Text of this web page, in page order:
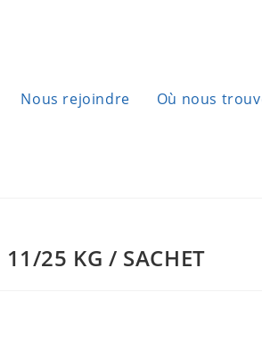
Nous rejoindre Où nous
25 KG / SACHET